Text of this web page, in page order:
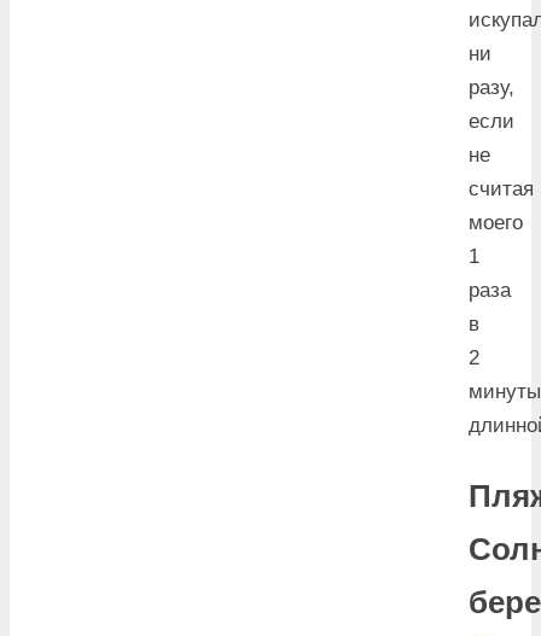
ни
разу,
если
не
считая
моего
1
раза
в
2
минуты